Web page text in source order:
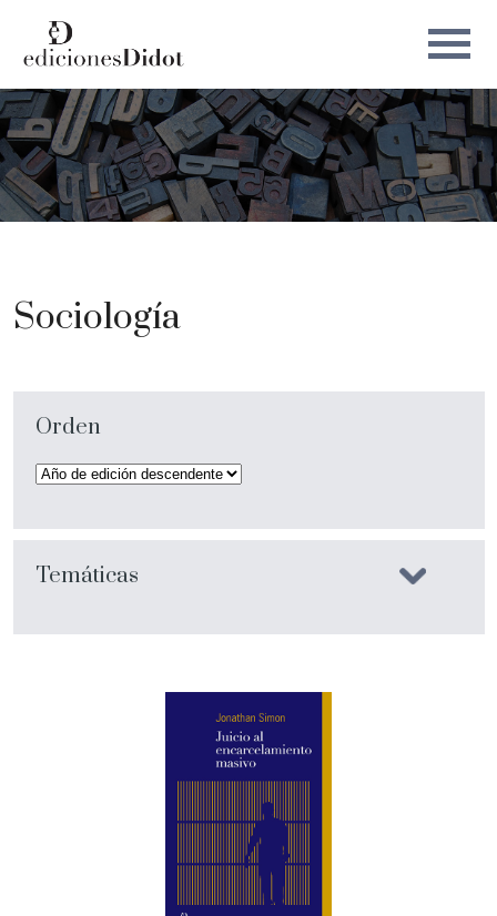
Sociología
Orden
Temáticas